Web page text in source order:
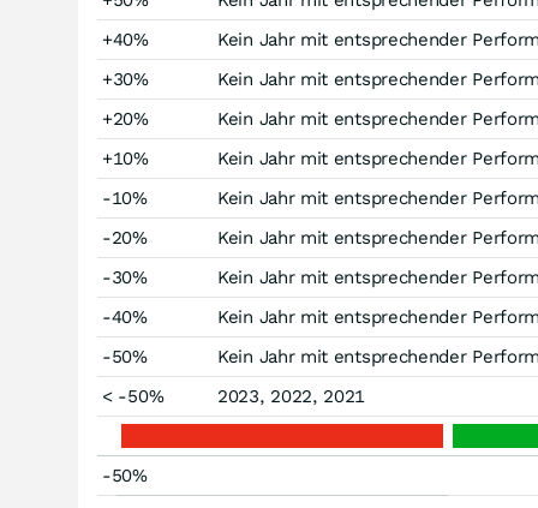
+40%
Kein Jahr mit entsprechender
+30%
Kein Jahr mit entsprechender
+20%
Kein Jahr mit entsprechender
+10%
Kein Jahr mit entsprechender
-10%
Kein Jahr mit entsprechender
-20%
Kein Jahr mit entsprechender
-30%
Kein Jahr mit entsprechender
-40%
Kein Jahr mit entsprechender
-50%
Kein Jahr mit entsprechender
< -50%
2023, 2022, 2021
-50%